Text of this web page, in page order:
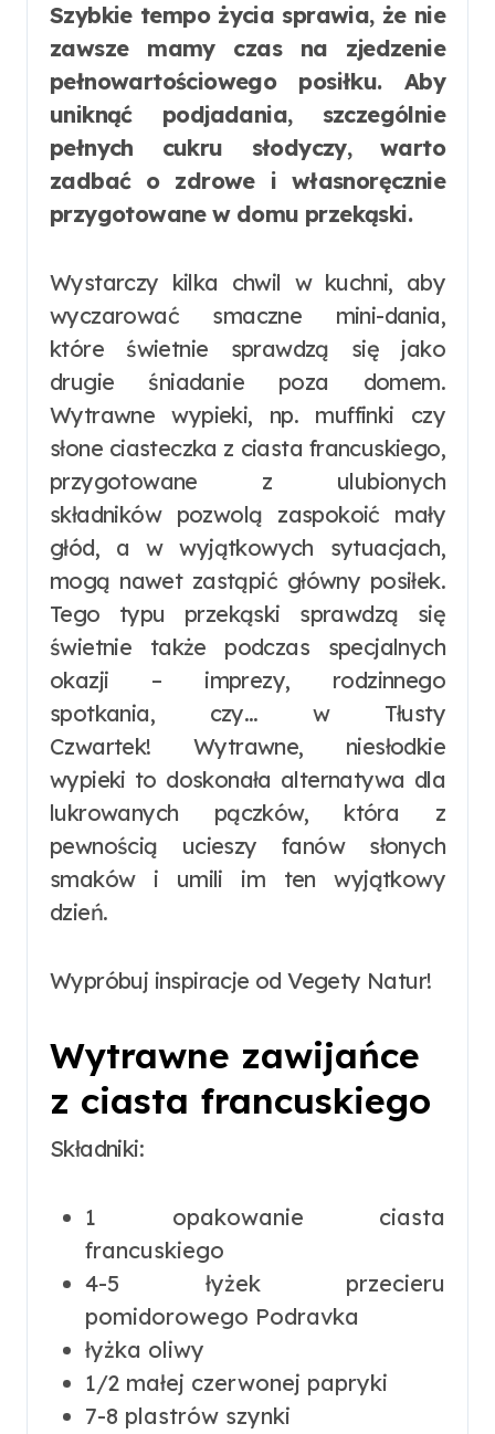
Szybkie tempo życia sprawia, że nie
zawsze mamy czas na zjedzenie
pełnowartościowego posiłku. Aby
uniknąć podjadania, szczególnie
pełnych cukru słodyczy, warto
zadbać o zdrowe i własnoręcznie
przygotowane w domu przekąski.
Wystarczy kilka chwil w kuchni, aby
wyczarować smaczne mini-dania,
które świetnie sprawdzą się jako
drugie śniadanie poza domem.
Wytrawne wypieki, np. muffinki czy
słone ciasteczka z ciasta francuskiego,
przygotowane z ulubionych
składników pozwolą zaspokoić mały
głód, a w wyjątkowych sytuacjach,
mogą nawet zastąpić główny posiłek.
Tego typu przekąski sprawdzą się
świetnie także podczas specjalnych
okazji – imprezy, rodzinnego
spotkania, czy… w Tłusty
Czwartek! Wytrawne, niesłodkie
wypieki to doskonała alternatywa dla
lukrowanych pączków, która z
pewnością ucieszy fanów słonych
smaków i umili im ten wyjątkowy
dzień.
Wypróbuj inspiracje od Vegety Natur!
Wytrawne zawijańce
z ciasta francuskiego
Składniki:
1 opakowanie ciasta
francuskiego
4-5 łyżek przecieru
pomidorowego Podravka
łyżka oliwy
1/2 małej czerwonej papryki
7-8 plastrów szynki